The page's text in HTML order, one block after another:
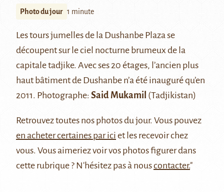
Photo du jour 1 minute
Les tours jumelles de la Dushanbe Plaza se
découpent sur le ciel nocturne brumeux de la
capitale tadjike. Avec ses 20 étages, l’ancien plus
haut bâtiment de Dushanbe n’a été inauguré qu’en
2011. Photographe: Said Mukamil (Tadjikistan)
Retrouveztoutes nos photos du jour. Vous pouvez
en acheter certaines par ici et les recevoir chez
vous. Vous aimeriez voir vos photos figurer dans
cette rubrique ? N'hésitez pas à nouscontacter."